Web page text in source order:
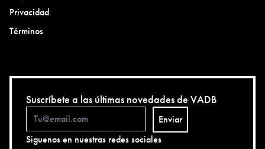
Privacidad
Términos
Suscríbete a las últimas novedades de VADB
Enviar
Siguenos en nuestras redes sociales